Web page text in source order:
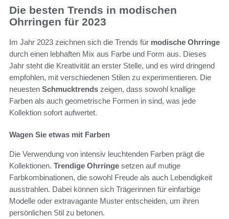
Die besten Trends in modischen
Ohrringen für 2023
Im Jahr 2023 zeichnen sich die Trends für modische Ohrringe
durch einen lebhaften Mix aus Farbe und Form aus. Dieses
Jahr steht die Kreativität an erster Stelle, und es wird dringend
empfohlen, mit verschiedenen Stilen zu experimentieren. Die
neuesten Schmucktrends zeigen, dass sowohl knallige
Farben als auch geometrische Formen in sind, was jede
Kollektion sofort aufwertet.
Wagen Sie etwas mit Farben
Die Verwendung von intensiv leuchtenden Farben prägt die
Kollektionen. Trendige Ohrringe setzen auf mutige
Farbkombinationen, die sowohl Freude als auch Lebendigkeit
ausstrahlen. Dabei können sich Trägerinnen für einfarbige
Modelle oder extravagante Muster entscheiden, um ihren
persönlichen Stil zu betonen.